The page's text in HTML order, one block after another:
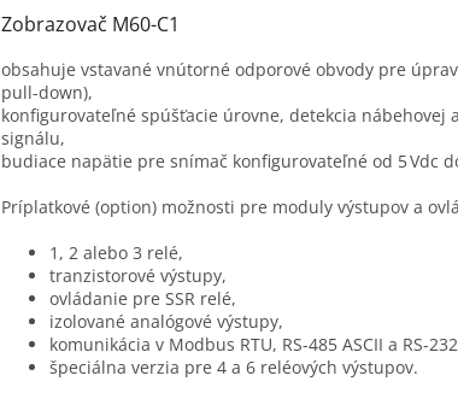
Zobrazovač M60-C1
obsahuje vstavané vnútorné odporové obvody pre
pull-down),
konfigurovateľné spúšťacie úrovne, detekcia nábehovej
signálu,
budiace napätie pre snímač konfigurovateľné od 5 Vdc
Príplatkové (option) možnosti pre moduly výstupov a
1, 2 alebo 3 relé,
tranzistorové výstupy,
ovládanie pre SSR relé,
izolované analógové výstupy,
komunikácia v Modbus RTU, RS-485 ASCII a RS-
špeciálna verzia pre 4 a 6 reléových výstupov.